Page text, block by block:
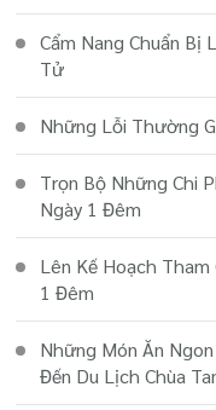
Cẩm Nang Chuẩn Bị
Tử
Những Lỗi Thường
Trọn Bộ Những Chi
Ngày 1 Đêm
Lên Kế Hoạch Tham
1 Đêm
Những Món Ăn
Đến Du Lịch Chùa